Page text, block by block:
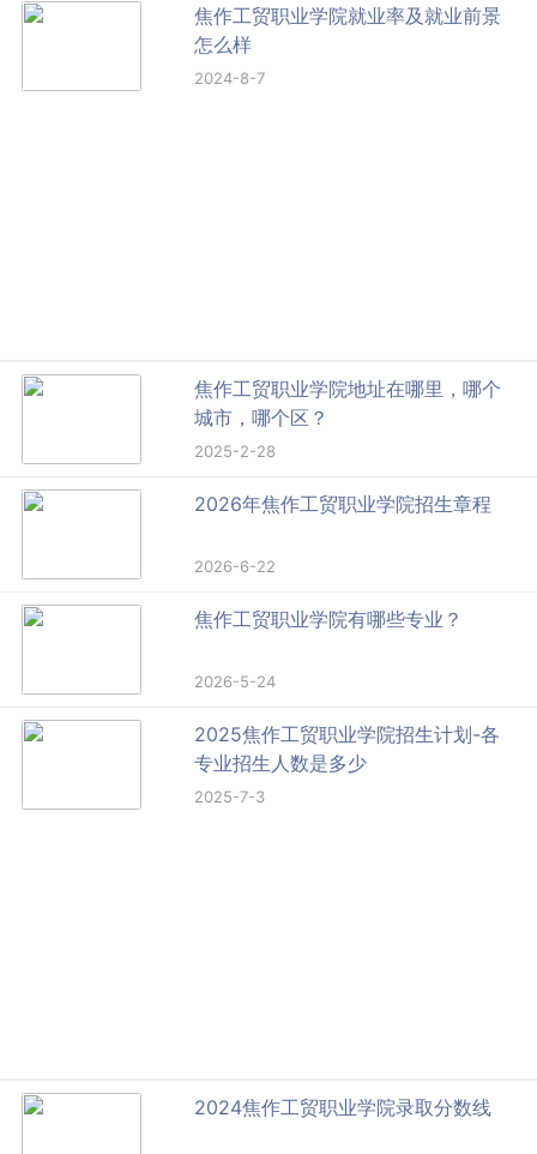
焦作工贸职业学院就业率及就业前景
怎么样
2024-8-7
焦作工贸职业学院地址在哪里，哪个
城市，哪个区？
2025-2-28
2026年焦作工贸职业学院招生章程
2026-6-22
焦作工贸职业学院有哪些专业？
2026-5-24
2025焦作工贸职业学院招生计划-各
专业招生人数是多少
2025-7-3
2024焦作工贸职业学院录取分数线